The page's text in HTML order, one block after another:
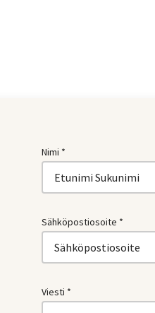
Nimi *
Sähköpostiosoite *
Viesti *